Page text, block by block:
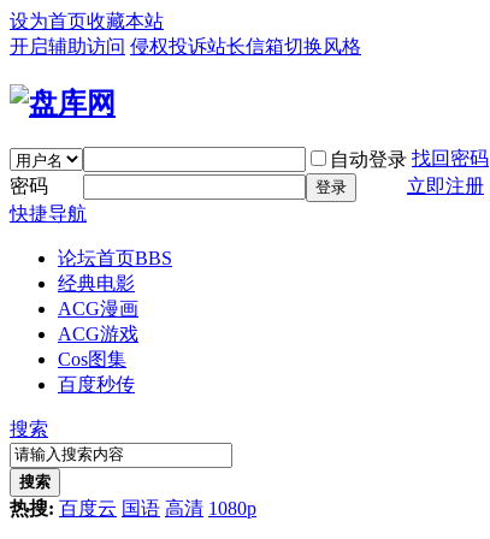
设为首页收藏本站
开启辅助访问 侵权投诉站长信箱切换风格
自动登录 找回密码
密码
登录
立即注册
快捷导航
论坛首页BBS
经典电影
ACG漫画
ACG游戏
Cos图集
百度秒传
搜索
搜索
热搜: 百度云 国语 高清 1080p